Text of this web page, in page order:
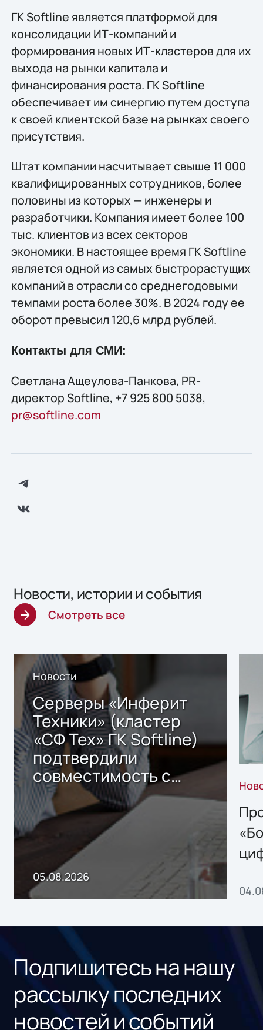
ГК Softline является платформой для
консолидации ИТ-компаний и
формирования новых ИТ-кластеров для их
выхода на рынки капитала и
финансирования роста. ГК Softline
обеспечивает им синергию путем доступа
к своей клиентской базе на рынках своего
присутствия.
Штат компании насчитывает свыше 11 000
квалифицированных сотрудников, более
половины из которых — инженеры и
разработчики. Компания имеет более 100
тыс. клиентов из всех секторов
экономики. В настоящее время ГК Softline
является одной из самых быстрорастущих
компаний в отрасли со среднегодовыми
темпами роста более 30%. В 2024 году ее
оборот превысил 120,6 млрд рублей.
Контакты для СМИ:
Светлана Ащеулова-Панкова, PR-
директор Softline, +7 925 800 5038,
pr@softline.com
Новости, истории и события
Смотреть все
Новости
Серверы «Инферит
Техники» (кластер
«СФ Тех» ГК Softline)
подтвердили
совместимость с
решением Sharx
Storage 2.x для
хранения данных
05.08.2026
Подпишитесь на нашу
рассылку последних
новостей и событий